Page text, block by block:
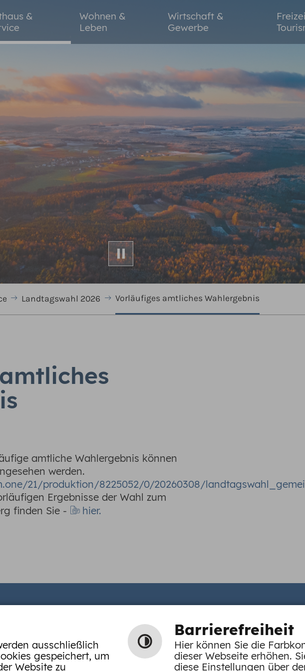
&
Wohnen &
Leben
Wirtschaft &
Gewerbe
Landtagswahl 2026 Vorläufiges amtliches Wahlergebnis
amtliche Wahlergebnis können
werden.
21/produktion/8225052/0/20260308/
Ergebnisse der Wahl zum
finden Sie -
hier.
| 74838 Limbach |
Öffnungszeiten
9200-28 | E-Mail schreiben
|Barrierefreiheit
ausschließlich
gespeichert, um
Website zu
Barrierefreiheit
Hier können Sie die
dieser Webseite erhöhen.
diese Einstellungen über